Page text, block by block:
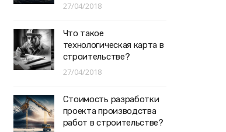
27/04/2018
Что такое
технологическая карта в
строительстве?
27/04/2018
Стоимость разработки
проекта производства
работ в строительстве?